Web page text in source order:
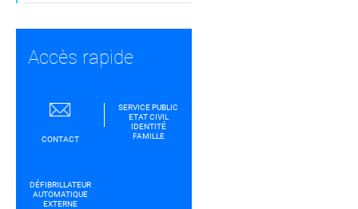
Accès rapide
CONTACT
SERVICE PUBLIC
ETAT CIVIL
IDENTITÉ
FAMILLE
DÉFIBRILLATEUR
AUTOMATIQUE
EXTERNE